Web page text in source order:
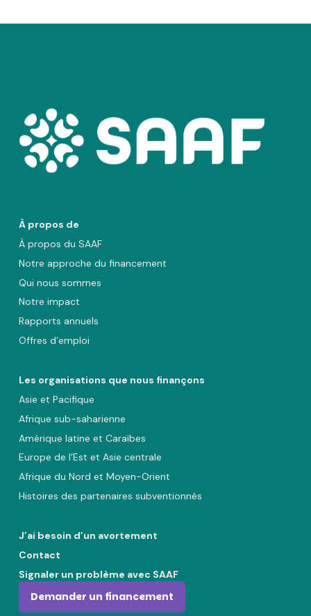
À propos de
À propos du SAAF
Notre approche du financement
Qui nous sommes
Notre impact
Rapports annuels
Offres d’emploi
Les organisations que nous finançons
Asie et Pacifique
Afrique sub-saharienne
Amérique latine et Caraïbes
Europe de l’Est et Asie centrale
Afrique du Nord et Moyen-Orient
Histoires des partenaires subventionnés
J’ai besoin d’un avortement
Contact
Signaler un problème avec SAAF
Demander un financement